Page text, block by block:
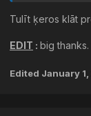
Tulīt ķeros klāt
EDIT : big
Edited January 1,